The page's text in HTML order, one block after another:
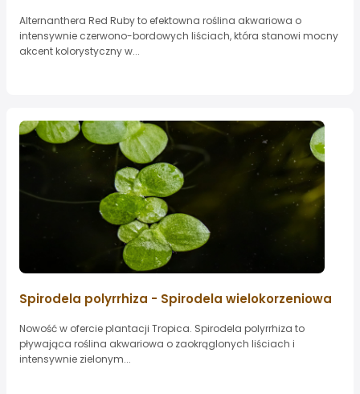
Alternanthera Red Ruby to efektowna roślina akwariowa o
intensywnie czerwono-bordowych liściach, która stanowi mocny
akcent kolorystyczny w...
Spirodela polyrrhiza - Spirodela wielokorzeniowa
Nowość w ofercie plantacji Tropica. Spirodela polyrrhiza to
pływająca roślina akwariowa o zaokrąglonych liściach i
intensywnie zielonym...